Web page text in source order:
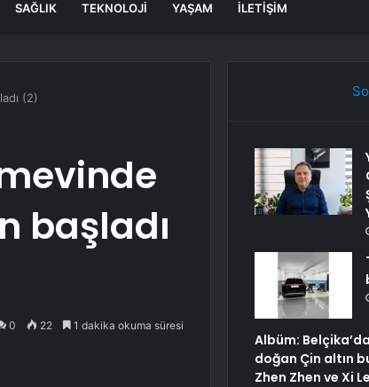
SAĞLIK TEKNOLOJI YAŞAM İLETIŞIM
(2)
başladı
0 22 1 dakika okuma süresi
Albüm:
doğan Çin altın
Zhen Zhen ve Xi